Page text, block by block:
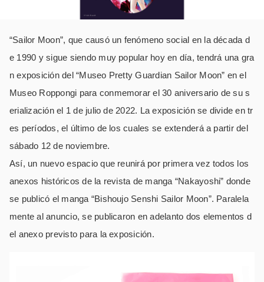
“Sailor Moon”, que causó un fenómeno social en la década d
e 1990 y sigue siendo muy popular hoy en día, tendrá una gra
n exposición del “Museo Pretty Guardian Sailor Moon” en el
Museo Roppongi para conmemorar el 30 aniversario de su s
erialización el 1 de julio de 2022. La exposición se divide en tr
es períodos, el último de los cuales se extenderá a partir del
sábado 12 de noviembre.
Así, un nuevo espacio que reunirá por primera vez todos los
anexos históricos de la revista de manga “Nakayoshi” donde
se publicó el manga “Bishoujo Senshi Sailor Moon”. Paralela
mente al anuncio, se publicaron en adelanto dos elementos d
el anexo previsto para la exposición.